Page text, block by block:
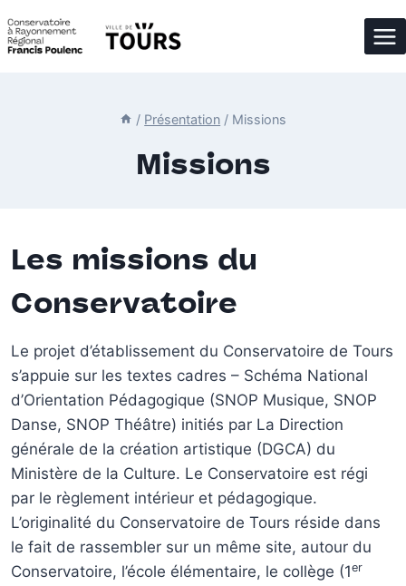
au
contenu
/ Présentation / Missions
Missions
Les missions du
Conservatoire
Le projet d’établissement du Conservatoire de Tours
s’appuie sur les textes cadres – Schéma National
d’Orientation Pédagogique (SNOP Musique, SNOP
Danse, SNOP Théâtre) initiés par La Direction
générale de la création artistique (DGCA) du
Ministère de la Culture. Le Conservatoire est régi
par le règlement intérieur et pédagogique.
L’originalité du Conservatoire de Tours réside dans
le fait de rassembler sur un même site, autour du
Conservatoire, l’école élémentaire, le collège (1er